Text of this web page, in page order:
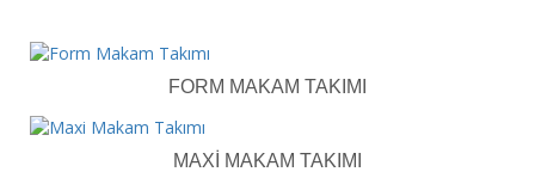
FORM MAKAM TAKIMI
MAXI MAKAM TAKIMI